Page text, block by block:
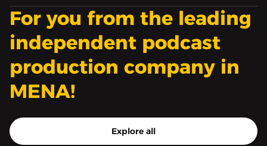
For you from the leading
independent podcast
production company in
MENA!
Explore all